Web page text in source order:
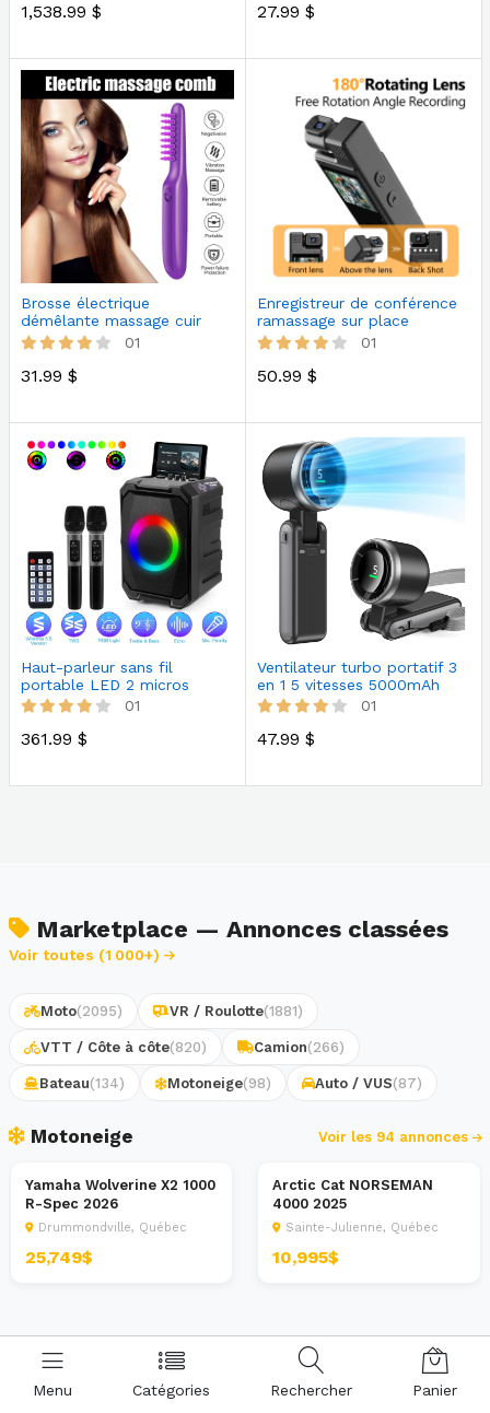
1,538.99 $ 27.99 $
Brosse électrique
démêlante massage cuir
chevelu
01
31.99 $
Enregistreur de conférence
ramassage sur place
uniquem…
01
50.99 $
Haut-parleur sans fil
portable LED 2 micros
01
361.99 $
Ventilateur turbo portatif 3
en 1 5 vitesses 5000mAh
01
47.99 $
Marketplace — Annonces classées
Voir toutes (1 000+)
Moto(2095) VR / Roulotte(1881)
VTT / Côte à côte(820) Camion(266)
Bateau(134) Motoneige(98) Auto / VUS(87)
Motoneige Voir les 94 annonces
Motoneige
Sport 100 Limites
Yamaha Wolverine X2 1000
R-Spec 2026
Drummondville, Québec
25,749$
Motoneige
Arctic Cat NORSEMAN
4000 2025
Sainte-Julienne, Québec
10,995$
Menu Catégories Rechercher Panier